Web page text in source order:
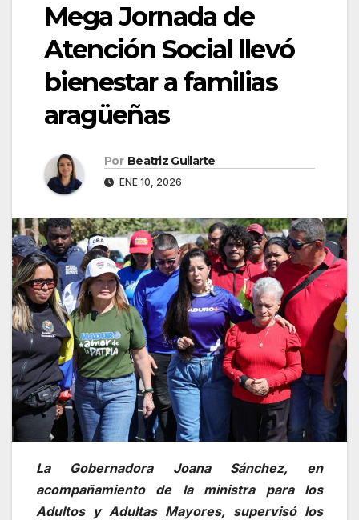
Mega Jornada de
Atención Social llevó
bienestar a familias
aragüeñas
Por Beatriz Guilarte
ENE 10, 2026
La Gobernadora Joana Sánchez, en
acompañamiento de la ministra para los
Adultos y Adultas Mayores, supervisó los